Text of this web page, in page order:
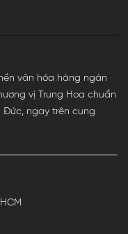
văn hóa hàng ngàn
vị Trung Hoa chuẩn
Đức, ngay trên cung